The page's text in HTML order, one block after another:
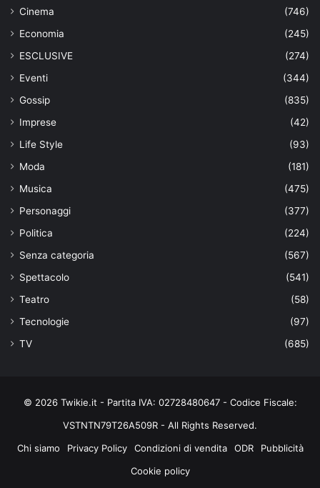
Cinema
(746)
Economia
(245)
ESCLUSIVE
(274)
Eventi
(344)
Gossip
(835)
Imprese
(42)
Life Style
(93)
Moda
(181)
Musica
(475)
Personaggi
(377)
Politica
(224)
Senza categoria
(567)
Spettacolo
(541)
Teatro
(58)
Tecnologie
(97)
TV
(685)
© 2026 Twikie.it - Partita IVA: 02728480647 - Codice Fiscale:
VSTNTN79T26A509R - All Rights Reserved.
Chi siamo
Privacy Policy Condizioni di vendita ODR
Pubblicità
Cookie policy